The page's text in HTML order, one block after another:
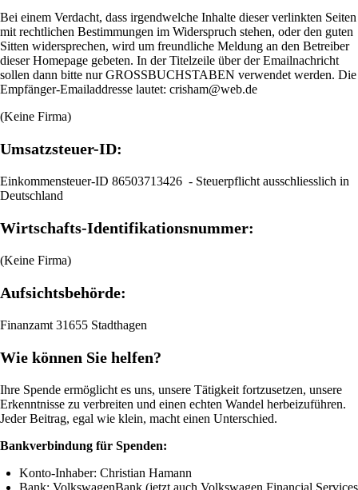
Bei einem Verdacht, dass irgendwelche Inhalte dieser verlinkten Seiten
mit rechtlichen Bestimmungen im Widerspruch stehen, oder den guten
Sitten widersprechen, wird um freundliche Meldung an den Betreiber
dieser Homepage gebeten. In der Titelzeile über der Emailnachricht
sollen dann bitte nur GROSSBUCHSTABEN verwendet werden. Die
Empfänger-Emailaddresse lautet: crisham@web.de
(Keine Firma)
Umsatzsteuer-ID:
Einkommensteuer-ID 86503713426 - Steuerpflicht ausschliesslich in
Deutschland
Wirtschafts-Identifikationsnummer:
(Keine Firma)
Aufsichtsbehörde:
Finanzamt 31655 Stadthagen
Wie können Sie helfen?
Ihre Spende ermöglicht es uns, unsere Tätigkeit fortzusetzen, unsere
Erkenntnisse zu verbreiten und einen echten Wandel herbeizuführen.
Jeder Beitrag, egal wie klein, macht einen Unterschied.
Bankverbindung für Spenden:
Konto-Inhaber: Christian Hamann
Bank: VolkswagenBank (jetzt auch Volkswagen Financial Services